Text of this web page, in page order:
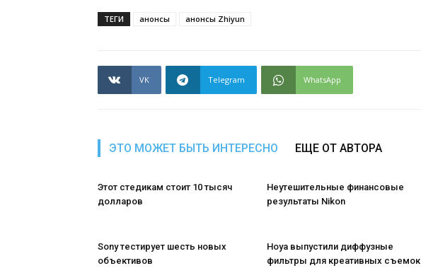
ТЕГИ анонсы анонсы Zhiyun
VK Telegram WhatsApp
ЭТО МОЖЕТ БЫТЬ ИНТЕРЕСНО ЕЩЕ ОТ АВТОРА
Этот стедикам стоит 10 тысяч
долларов
Неутешительные финансовые
результаты Nikon
Sony тестирует шесть новых
объективов
Hoya выпустили диффузные
фильтры для креативных съемок